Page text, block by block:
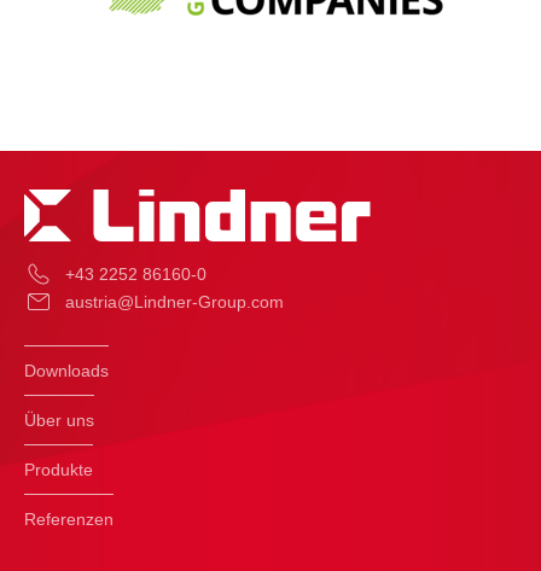
+43 2252 86160-0
austria@Lindner-Group.com
Downloads
Über uns
Produkte
Referenzen